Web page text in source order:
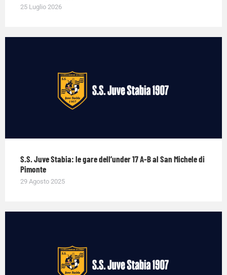
25 Luglio 2026
S.S. Juve Stabia: le gare dell’under 17 A-B al San Michele di
Pimonte
29 Agosto 2025